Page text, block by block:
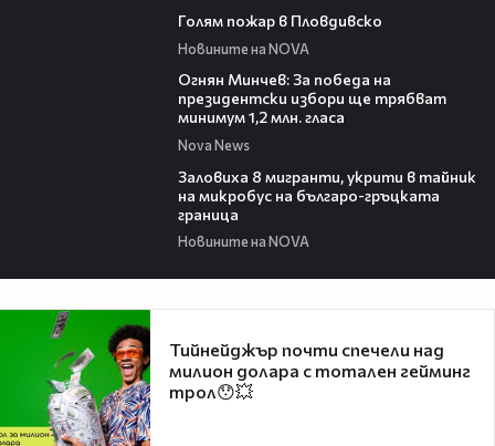
Голям пожар в Пловдивско
Новините на NOVA
Огнян Минчев: За победа на
президентски избори ще трябват
минимум 1,2 млн. гласа
Nova News
Заловиха 8 мигранти, укрити в тайник
на микробус на българо-гръцката
граница
Новините на NOVA
Тийнейджър почти спечели над
милион долара с тотален гейминг
трол😯💥